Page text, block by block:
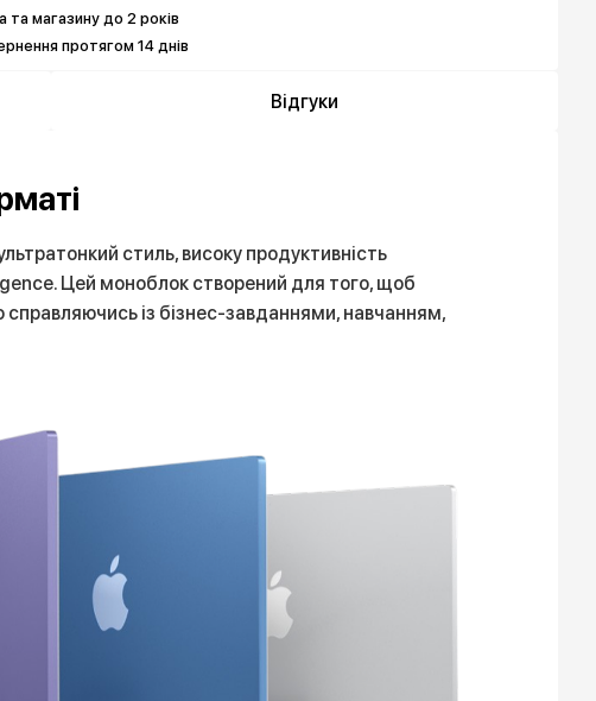
та магазину до 2 років
протягом 14 днів
Відгуки
стиль, високу продуктивність
Цей моноблок створений для того, щоб
із бізнес-завданнями, навчанням,